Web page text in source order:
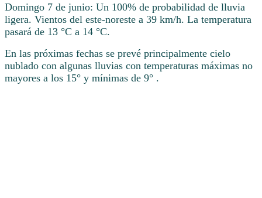
Domingo 7 de junio: Un 100% de probabilidad de lluvia
ligera. Vientos del este-noreste a 39 km/h. La temperatura
pasará de 13 °C a 14 °C.
En las próximas fechas se prevé principalmente cielo
nublado con algunas lluvias con temperaturas máximas no
mayores a los 15° y mínimas de 9° .